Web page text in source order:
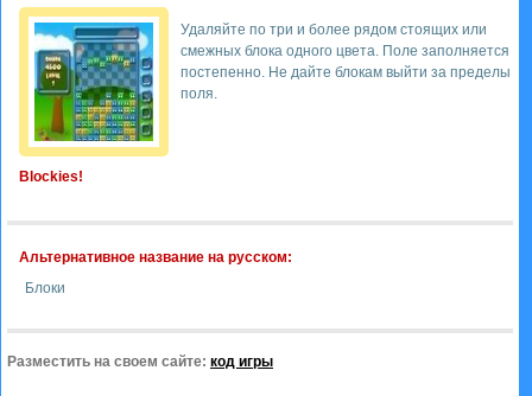
Blockies!
Удаляйте по три и более рядом стоящих или
смежных блока одного цвета. Поле заполняется
постепенно. Не дайте блокам выйти за пределы
поля.
Альтернативное название на русском:
Блоки
Разместить на своем сайте: код игры